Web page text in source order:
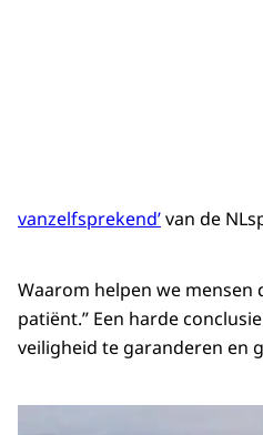
vanzelfsprekend’van de
Waarom helpen we mensen
patiënt.” Een harde
veiligheid te garanderen en